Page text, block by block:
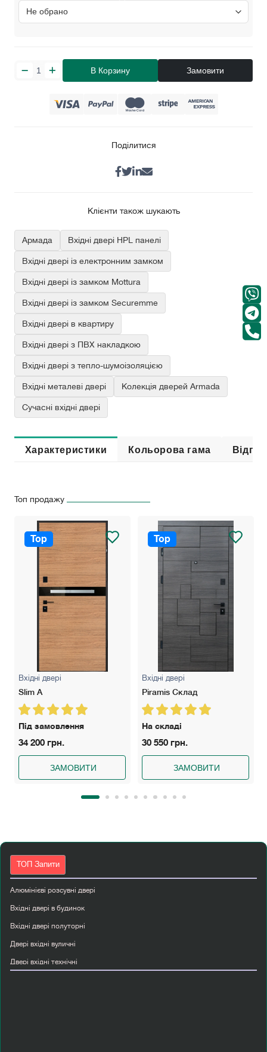
В Корзину Замовити
Поділитися
Клієнти також шукають
Армада Вхідні двері HPL панелі
Вхідні двері із електронним замком
Вхідні двері із замком Mottura
Вхідні двері із замком Securemme
Вхідні двері в квартиру
Вхідні двері з ПВХ накладкою
Вхідні двері з тепло-шумоізоляцією
Вхідні металеві двері Колекція дверей Armada
Сучасні вхідні двері
Характеристики Кольорова гама
Топ продажу
Top
Вхідні двері
Slim A
Під замовлення
34 200 грн.
ЗАМОВИТИ
Top
Вхідні двері
Piramis Склад
На складі
30 550 грн.
ЗАМОВИТИ
ТОП Запити
Алюмінієві розсувні двері
Вхідні двері в будинок
Вхідні двері полуторні
Двері вхідні вуличні
Двері вхідні технічні